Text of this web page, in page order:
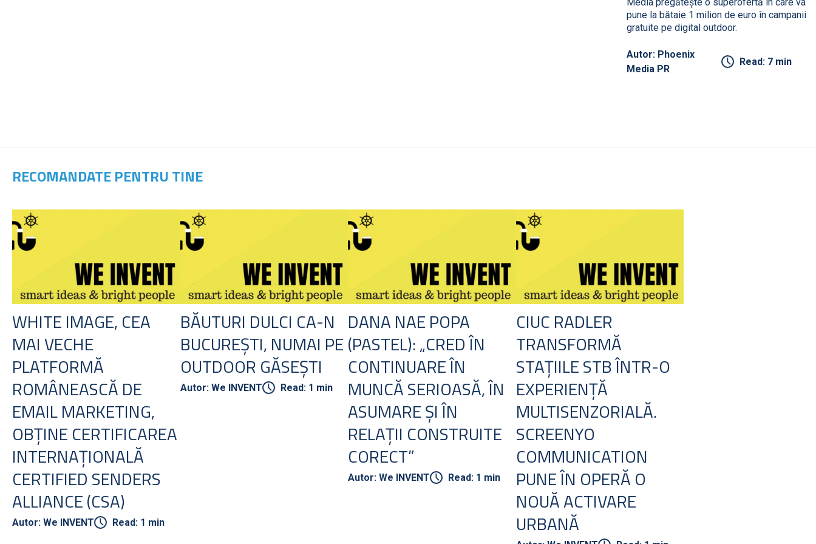
pune la bătaie 1 milion de euro în campanii
gratuite pe digital outdoor.
Autor: Phoenix
Media PR
Read: 7 min
RECOMANDATE PENTRU TINE
WHITE IMAGE, CEA
MAI VECHE
PLATFORMĂ
ROMÂNEASCĂ DE
EMAIL MARKETING,
OBȚINE CERTIFICAREA
INTERNAȚIONALĂ
CERTIFIED SENDERS
ALLIANCE (CSA)
Autor: We INVENT Read: 1 min
BĂUTURI DULCI CA-N
BUCUREȘTI, NUMAI PE
OUTDOOR GĂSEȘTI
Autor: We INVENT Read: 1 min
DANA NAE POPA
(PASTEL): „CRED ÎN
CONTINUARE ÎN
MUNCĂ SERIOASĂ, ÎN
ASUMARE ȘI ÎN
RELAȚII CONSTRUITE
CORECT”
Autor: We INVENT Read: 1 min
CIUC RADLER
TRANSFORMĂ
STAȚIILE STB ÎNTR-O
EXPERIENȚĂ
MULTISENZORIALĂ.
SCREENYO
COMMUNICATION
PUNE ÎN OPERĂ O
NOUĂ ACTIVARE
URBANĂ